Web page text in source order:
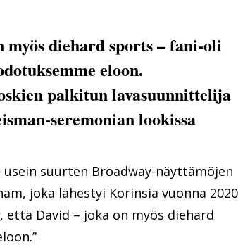
diehard sports – fani-oli
eloon.
palkitun lavasuunnittelija
seremonian lookissa
suurten Broadway-näyttämöjen
joka lähestyi Korinsia vuonna 2020
David – joka on myös diehard